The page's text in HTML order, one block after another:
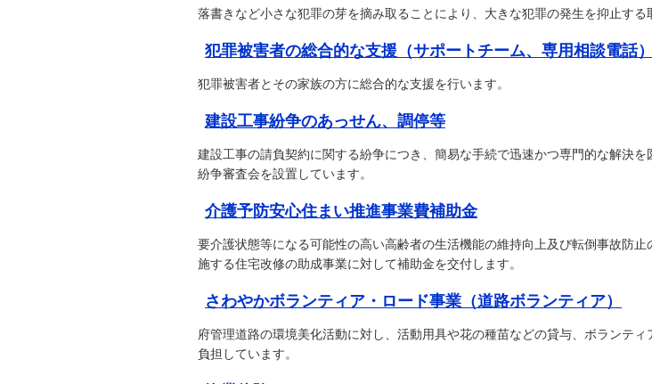
落書きなど小さな犯罪の芽を摘み取ることにより、大きな犯罪の発生を抑止する
犯罪被害者の総合的な支援（サポートチーム、専用相談電話）
犯罪被害者とその家族の方に総合的な支援を行います。
建設工事紛争のあっせん、調停等
建設工事の請負契約に関する紛争につき、簡易な手続で迅速かつ専門的な解決を
紛争審査会を設置しています。
介護予防安心住まい推進事業費補助金
要介護状態等になる可能性の高い高齢者の生活機能の維持向上及び転倒事故防止
施する住宅改修の助成事業に対して補助金を交付します。
さわやかボランティア・ロード事業（道路ボランティア）
府管理道路の環境美化活動に対し、活動用具や花の種苗などの貸与、ボランティ
負担しています。